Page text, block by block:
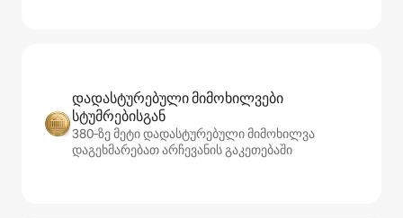
დადასტურებული მიმოხილვები
სტუმრებისგან
380‑ზე მეტი დადასტურებული მიმოხილვა
დაგეხმარებათ არჩევანის გაკეთებაში